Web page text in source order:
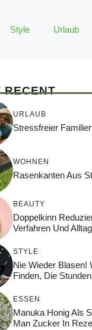
Style Urlaub
RECENT
URLAUB
Stressfreier
WOHNEN
Rasenkanten Aus
BEAUTY
Doppelkinn
Verfahren Und
STYLE
Nie Wieder Blasen!
Finden, Die
ESSEN
Manuka Honig Als
Man Zucker In